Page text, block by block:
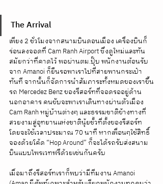
The Arrival
เพียง 2 ชั่วโมงจากสนามบินดอนเมือง เครื่องบินก็
ร่อนลงจอดที่ Cam Ranh Airport ซึ่งดูใหม่และทัน
สมัยกว่าที่คาดไว้ พอผ่านตม.ปุ๊บ พนักงานต้อนรับ
จาก Amanoi ก็ยืนรอพาเราไปที่สายพานกระเป๋า
ทันที จากนั้นก็จัดการนำสัมภาระทั้งหมดของเราขึ้น
รถ Mercedez Benz ของรีสอร์ทที่จอดรออยู่ด้าน
นอกอาคาร คนขับจะพาเราเดินทางผ่านตัวเมือง
Cam Ranh หมู่บ้านต่างๆ และธรรมชาติข้างทางที่
สวยงามสู่อุทยานแห่งชาตินุ้ยชั้วที่ตั้งของรีสอร์ท
โดยจะใช้เวลาประมาณ 70 นาที หากเพื่อนๆใช้สิทธิ์
จองด้วยโค้ด “Hop Around” ก็จะได้รถรับส่งสนาม
บินแบบไพรเวทฟรีด้วยเช่นกันครับ
เมื่อมาถึงรีสอร์ทเราก็พบว่ามีทีมงาน Amanoi